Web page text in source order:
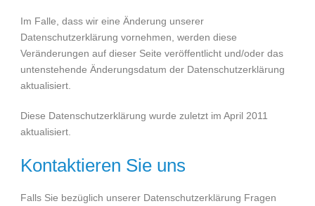
Im Falle, dass wir eine Änderung unserer
Datenschutzerklärung vornehmen, werden diese
Veränderungen auf dieser Seite veröffentlicht und/oder das
untenstehende Änderungsdatum der Datenschutzerklärung
aktualisiert.
Diese Datenschutzerklärung wurde zuletzt im April 2011
aktualisiert.
Kontaktieren Sie uns
Falls Sie bezüglich unserer Datenschutzerklärung Fragen